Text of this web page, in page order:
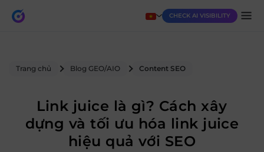
CHECK AI VISIBILITY
Trang chủ Blog GEO/AIO Content SEO
Link juice là gì? Cách xây
dựng và tối ưu hóa link juice
hiệu quả với SEO